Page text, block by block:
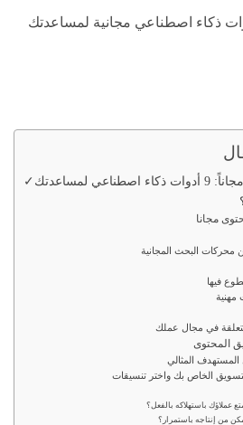
ذكاء اصطناعي مجانية لمساعدتك
مجانا
المحتوى
التسويق الخاص بك واختر تنسيقات